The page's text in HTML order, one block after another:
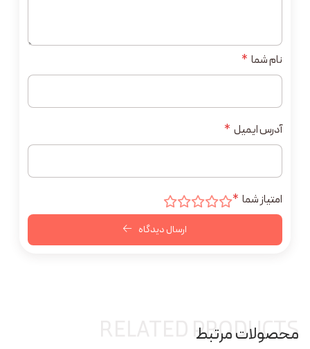
نام شما *
آدرس ایمیل *
امتیاز شما *
ارسال دیدگاه
محصولات مرتبط
RELATED PRODUCTS